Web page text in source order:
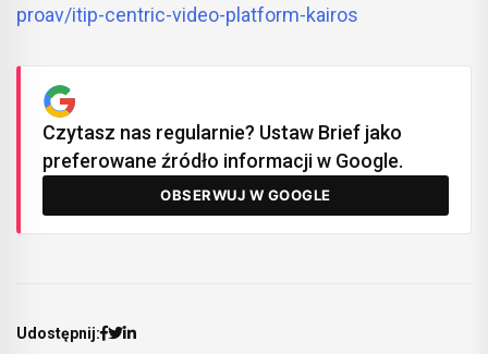
proav/itip-centric-video-platform-kairos
Czytasz nas regularnie? Ustaw Brief jako
preferowane źródło informacji w Google.
OBSERWUJ W GOOGLE
Udostępnij: